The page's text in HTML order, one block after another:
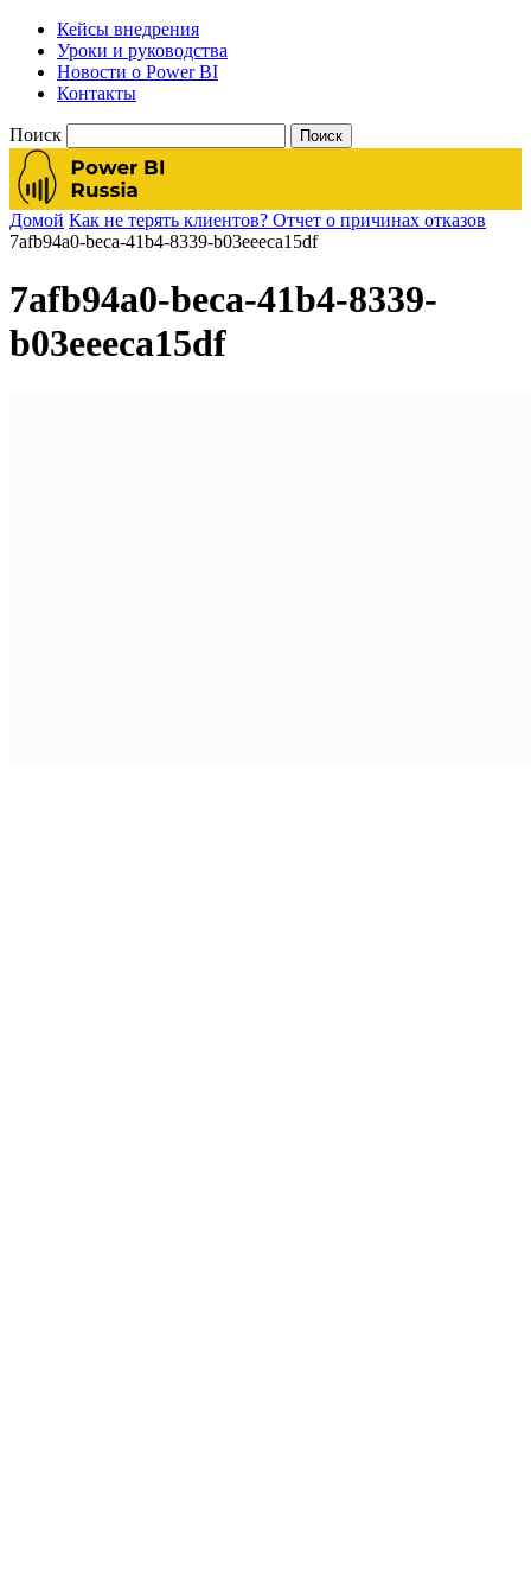
Кейсы внедрения
Уроки и руководства
Новости о Power BI
Контакты
Поиск
Домой Как не терять клиентов? Отчет о причинах отказов
7afb94a0-beca-41b4-8339-b03eeeca15df
7afb94a0-beca-41b4-8339-
b03eeeca15df